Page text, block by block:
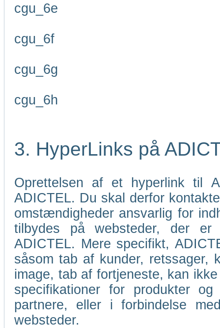
cgu_6e
cgu_6f
cgu_6g
cgu_6h
3. HyperLinks på
Oprettelsen af et hyperlink til
ADICTEL. Du skal derfor
omstændigheder ansvarlig for
tilbydes på websteder, der
ADICTEL. Mere specifikt,
såsom tab af kunder, retssager,
image, tab af fortjeneste, kan
specifikationer for produkter
partnere, eller i forbindelse
websteder.